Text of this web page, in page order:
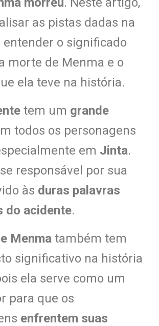
as pistas dadas na
entender o significado
morte de Menma e o
ela teve na história.
tem um grande
todos os personagens
em Jinta.
responsável por sua
às duras palavras
do acidente.
Menma também tem
significativo na história
ela serve como um
para que os
enfrentem suas